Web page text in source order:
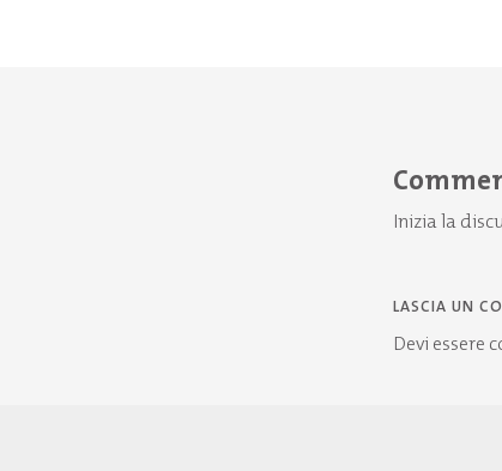
Inizia la
LASCIA UN
Devi essere